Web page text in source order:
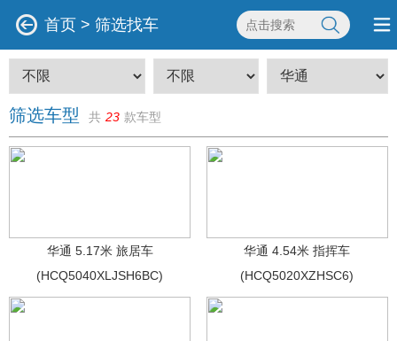
首页 > 筛选找车
筛选车型 共 23 款车型
华通 5.17米 旅居车
(HCQ5040XLJSH6BC)
华通 4.54米 指挥车
(HCQ5020XZHSC6)